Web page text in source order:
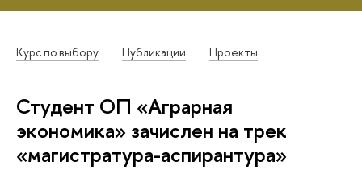
Курс по выбору Публикации Проекты
Студент ОП «Аграрная
экономика» зачислен на трек
«магистратура-аспирантура»